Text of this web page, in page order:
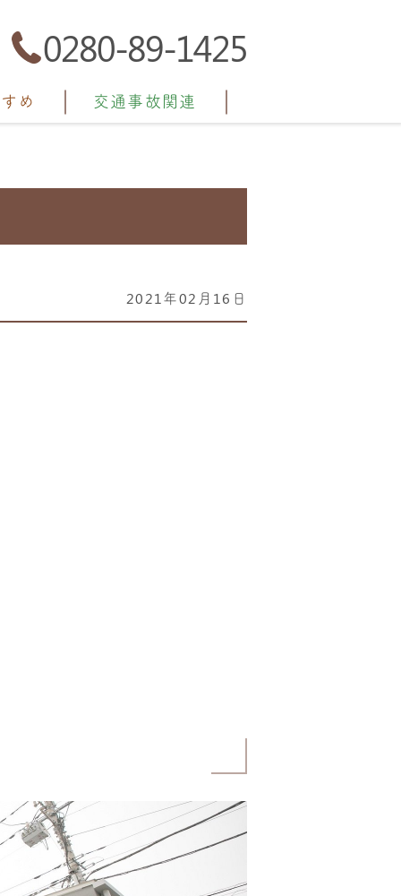
0280-89-1425
め 交通事故関連
2021年02月16日